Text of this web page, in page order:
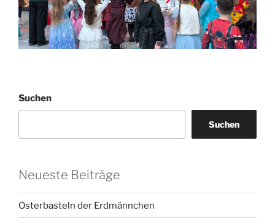
Suchen
Suchen
Neueste Beiträge
Osterbasteln der Erdmännchen